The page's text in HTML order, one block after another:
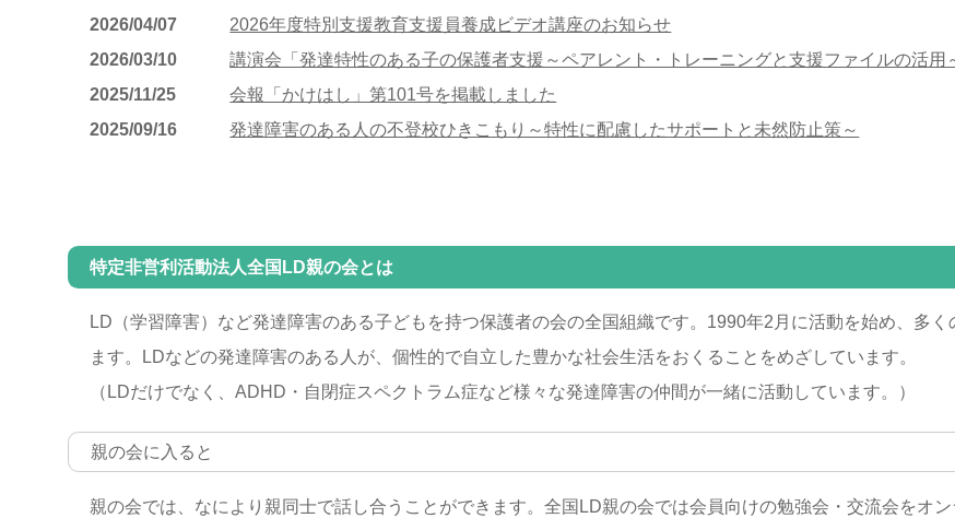
2026/04/07
2026年度特別支援教育支援員養成ビデオ講座のお知らせ
2026/03/10
講演会「発達特性のある子の保護者支援～ペアレント・トレーニングと支援ファイルの活用
2025/11/25
会報「かけはし」第101号を掲載しました
2025/09/16
発達障害のある人の不登校ひきこもり～特性に配慮したサポートと未然防止策～
特定非営利活動法人全国LD親の会とは
LD（学習障害）など発達障害のある子どもを持つ保護者の会の全国組織です。1990年2月に活動を始め、多
ます。LDなどの発達障害のある人が、個性的で自立した豊かな社会生活をおくることをめざしています。
（LDだけでなく、ADHD・自閉症スペクトラム症など様々な発達障害の仲間が一緒に活動しています。）
親の会に入ると
親の会では、なにより親同士で話し合うことができます。全国LD親の会では会員向けの勉強会・交流会をオ